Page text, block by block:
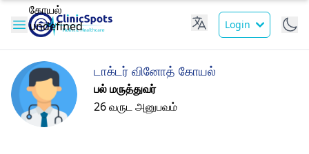
Login
டாக்டர் வினோத் கோயல்
பல் மருத்துவர்
26 வருட அனுபவம்